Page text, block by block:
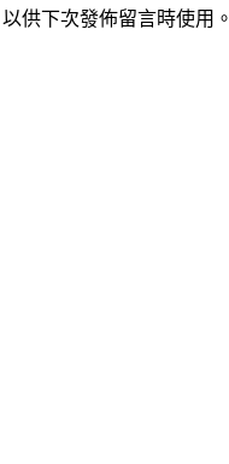
供下次發佈留言時使用。